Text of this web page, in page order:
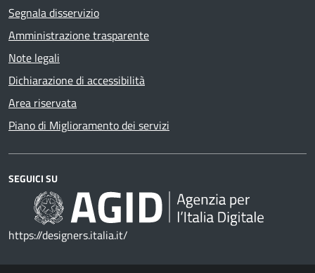
Segnala disservizio
Amministrazione trasparente
Note legali
Dichiarazione di accessibilità
Area riservata
Piano di Miglioramento dei servizi
SEGUICI SU
https://designers.italia.it/